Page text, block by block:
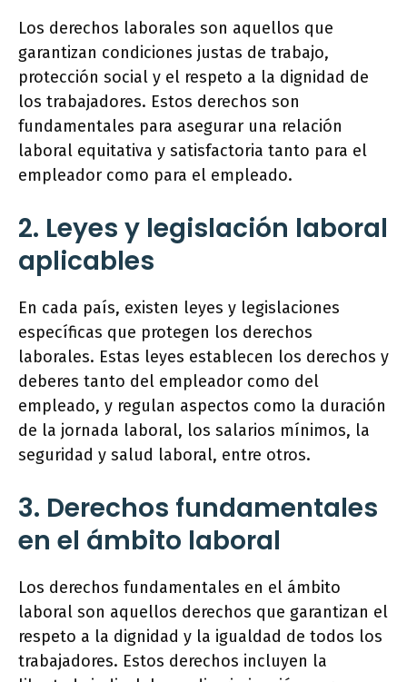
Los derechos laborales son aquellos que
garantizan condiciones justas de trabajo,
protección social y el respeto a la dignidad de
los trabajadores. Estos derechos son
fundamentales para asegurar una relación
laboral equitativa y satisfactoria tanto para el
empleador como para el empleado.
2. Leyes y legislación laboral
aplicables
En cada país, existen leyes y legislaciones
específicas que protegen los derechos
laborales. Estas leyes establecen los derechos y
deberes tanto del empleador como del
empleado, y regulan aspectos como la duración
de la jornada laboral, los salarios mínimos, la
seguridad y salud laboral, entre otros.
3. Derechos fundamentales
en el ámbito laboral
Los derechos fundamentales en el ámbito
laboral son aquellos derechos que garantizan el
respeto a la dignidad y la igualdad de todos los
trabajadores. Estos derechos incluyen la